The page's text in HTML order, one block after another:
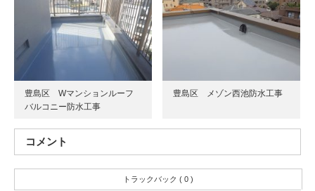
豊島区 Wマンションルーフ
バルコニー防水工事
豊島区 メゾン西池防水工事
コメント
トラックバック ( 0 )